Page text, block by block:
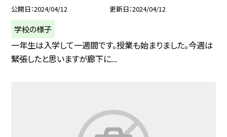
公開日 2024/04/12 更新日 2024/04/12
学校の様子
一年生は入学して一週間です。授業も始まりました。今週は
緊張したと思いますが廊下に...